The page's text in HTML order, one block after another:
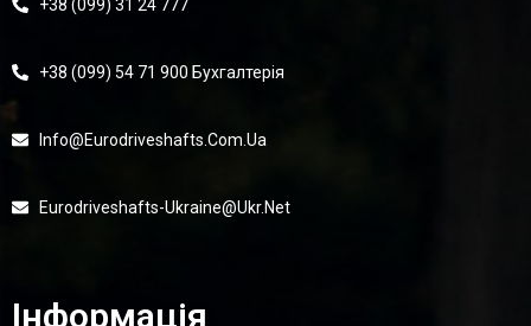
+38 (099) 31 24 777
+38 (099) 54 71 900 Бухгалтерія
Info@eurodriveshafts.com.ua
Eurodriveshafts-Ukraine@ukr.net
Інформація